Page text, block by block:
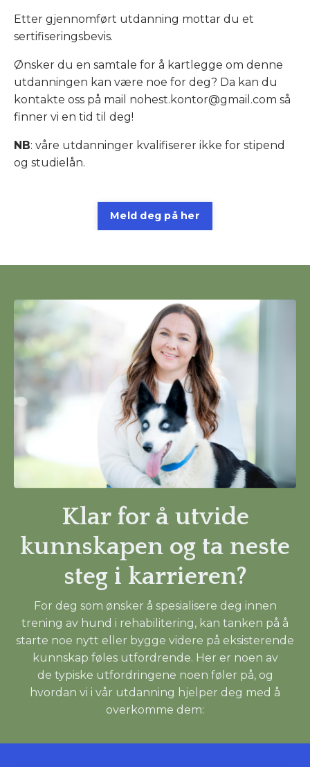
Etter gjennomført utdanning mottar du et
sertifiseringsbevis.
Ønsker du en samtale for å kartlegge om denne
utdanningen kan være noe for deg? Da kan du
kontakte oss på mail nohest.kontor@gmail.com så
finner vi en tid til deg!
NB: våre utdanninger kvalifiserer ikke for stipend
og studielån.
Meld deg på her
Klar for å utvide
kunnskapen og ta neste
steg i karrieren?
For deg som ønsker å spesialisere deg innen
trening av hund i rehabilitering, kan tanken på å
starte noe nytt eller bygge videre på eksisterende
kunnskap føles utfordrende. Her er noen av
de typiske utfordringene noen føler på, og
hvordan vi i vår utdanning hjelper deg med å
overkomme dem: